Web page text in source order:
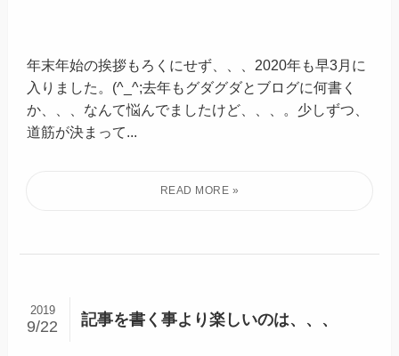
年末年始の挨拶もろくにせず、、、2020年も早3月に
入りました。(^_^;去年もグダグダとブログに何書く
か、、、なんて悩んでましたけど、、、。少しずつ、
道筋が決まって...
記事を書く事より楽しいのは、、、
2019
9/22